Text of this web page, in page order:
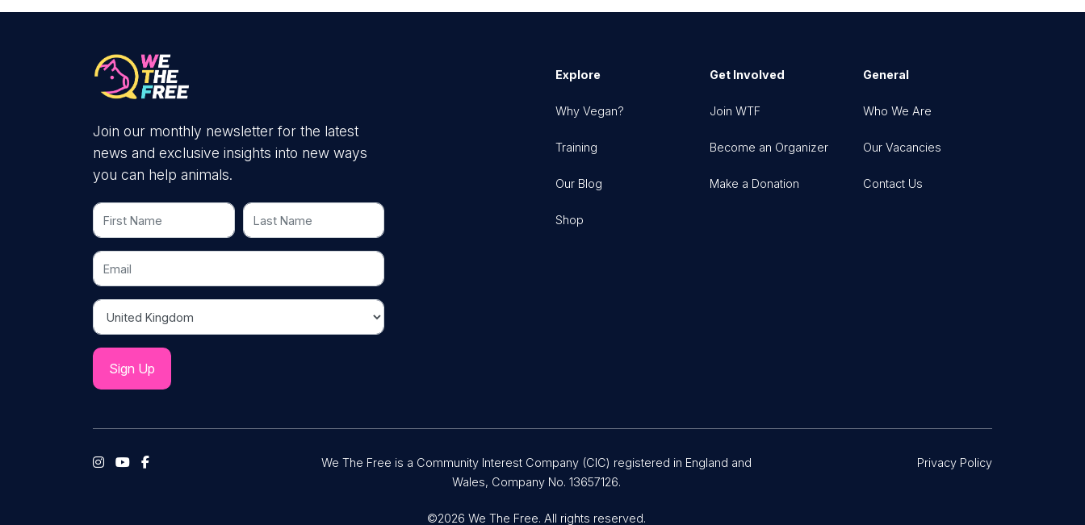
Join our monthly newsletter for the latest
news and exclusive insights into new ways
you can help animals.
First Name Last Name
Email
Country
Explore
Why Vegan?
Training
Our Blog
Shop
Get Involved
Join WTF
Become an Organizer
Make a Donation
General
Who We Are
Our Vacancies
Contact Us
We The Free is a Community Interest Company (CIC) registered in England and
Wales, Company No. 13657126.
©2026 We The Free. All rights reserved.
Privacy Policy